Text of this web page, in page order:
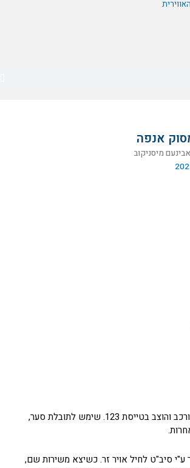
אנפה
מיסניקוב
הגיע ארצה כחדש, הורכב והוצב בטייסת 123. שימש לתובלת סער,
סיב"ט לחיל אויר זר. כשיצא משירות שם,